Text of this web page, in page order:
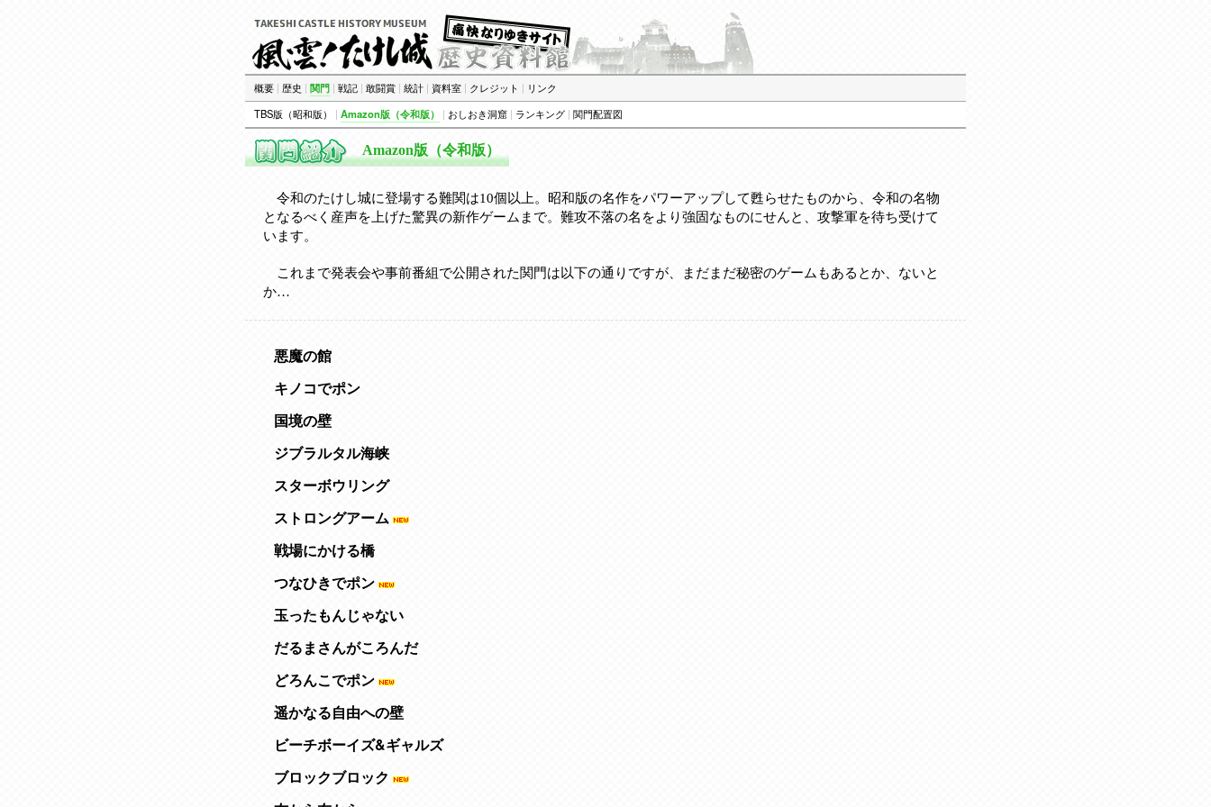
概要 | 歴史 | 関門 | 戦記 | 敢闘賞 | 統計 | 資料室 | クレジット | リンク
TBS版（昭和版）
| Amazon版（令和版） | おしおき洞窟 | ランキング | 関門配置図
Amazon版（令和版）
令和のたけし城に登場する難関は10個以上。昭和版の名作をパワーアップして甦らせたものから、令和の名物
となるべく産声を上げた驚異の新作ゲームまで。難攻不落の名をより強固なものにせんと、攻撃軍を待ち受けて
います。
これまで発表会や事前番組で公開された関門は以下の通りですが、まだまだ秘密のゲームもあるとか、ないと
か…
悪魔の館
キノコでポン
国境の壁
ジブラルタル海峡
スターボウリング
ストロングアーム
戦場にかける橋
つなひきでポン
玉ったもんじゃない
だるまさんがころんだ
どろんこでポン
遥かなる自由への壁
ビーチボーイズ&ギャルズ
ブロックブロック